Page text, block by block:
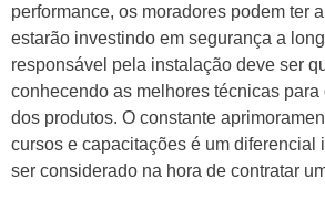
performance, os moradores podem ter
estarão investindo em segurança a
responsável pela instalação deve ser
conhecendo as melhores técnicas
dos produtos. O constante
cursos e capacitações é um diferencial
ser considerado na hora de contratar